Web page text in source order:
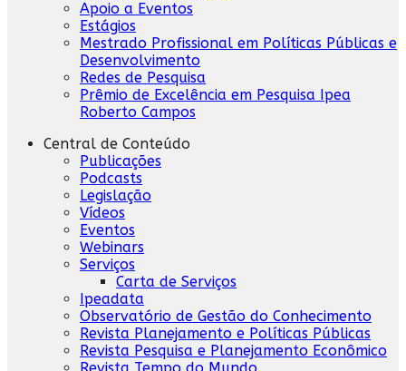
Apoio a Eventos
Estágios
Mestrado Profissional em Políticas Públicas e
Desenvolvimento
Redes de Pesquisa
Prêmio de Excelência em Pesquisa Ipea
Roberto Campos
Central de Conteúdo
Publicações
Podcasts
Legislação
Vídeos
Eventos
Webinars
Serviços
Carta de Serviços
Ipeadata
Observatório de Gestão do Conhecimento
Revista Planejamento e Políticas Públicas
Revista Pesquisa e Planejamento Econômico